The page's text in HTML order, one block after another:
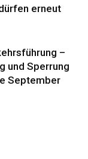
erneut
–
und Sperrung
September